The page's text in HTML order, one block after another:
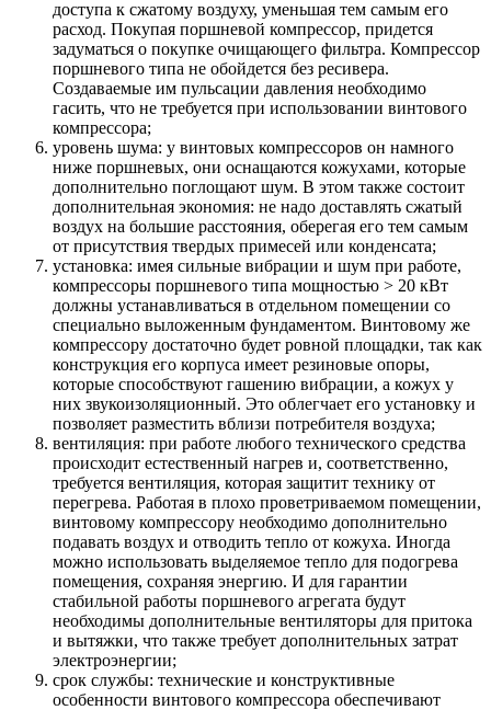
доступа к сжатому воздуху, уменьшая тем самым его
расход. Покупая поршневой компрессор, придется
задуматься о покупке очищающего фильтра. Компрессор
поршневого типа не обойдется без ресивера.
Создаваемые им пульсации давления необходимо
гасить, что не требуется при использовании винтового
компрессора;
уровень шума: у винтовых компрессоров он намного
ниже поршневых, они оснащаются кожухами, которые
дополнительно поглощают шум. В этом также состоит
дополнительная экономия: не надо доставлять сжатый
воздух на большие расстояния, оберегая его тем самым
от присутствия твердых примесей или конденсата;
установка: имея сильные вибрации и шум при работе,
компрессоры поршневого типа мощностью > 20 кВт
должны устанавливаться в отдельном помещении со
специально выложенным фундаментом. Винтовому же
компрессору достаточно будет ровной площадки, так как
конструкция его корпуса имеет резиновые опоры,
которые способствуют гашению вибрации, а кожух у
них звукоизоляционный. Это облегчает его установку и
позволяет разместить вблизи потребителя воздуха;
вентиляция: при работе любого технического средства
происходит естественный нагрев и, соответственно,
требуется вентиляция, которая защитит технику от
перегрева. Работая в плохо проветриваемом помещении,
винтовому компрессору необходимо дополнительно
подавать воздух и отводить тепло от кожуха. Иногда
можно использовать выделяемое тепло для подогрева
помещения, сохраняя энергию. И для гарантии
стабильной работы поршневого агрегата будут
необходимы дополнительные вентиляторы для притока
и вытяжки, что также требует дополнительных затрат
электроэнергии;
срок службы: технические и конструктивные
особенности винтового компрессора обеспечивают